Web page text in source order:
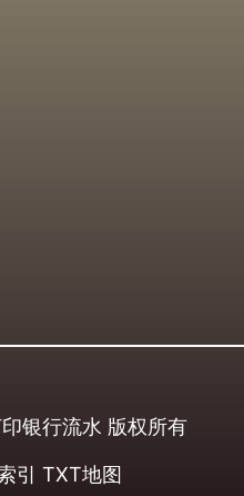
银行流水 版权所有
引 TXT地图